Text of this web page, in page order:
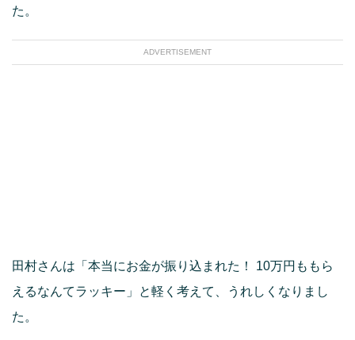
た。
ADVERTISEMENT
田村さんは「本当にお金が振り込まれた！ 10万円ももら
えるなんてラッキー」と軽く考えて、うれしくなりまし
た。